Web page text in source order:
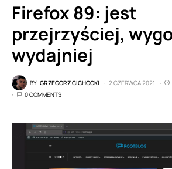
Firefox 89: jest
przejrzyściej,
wydajniej
BY GRZEGORZ CICHOCKI 2 CZERWCA 2021
0 COMMENTS